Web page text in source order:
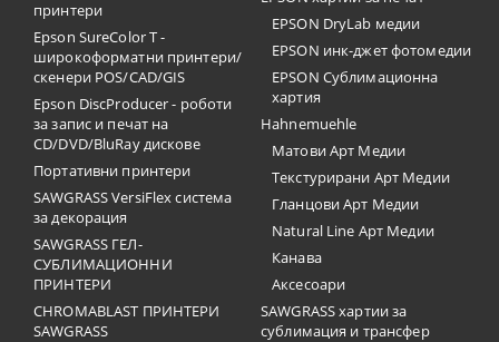
принтери
Epson SureColor T -
широкоформатни принтери/
скенери POS/CAD/GIS
Epson DiscProducer - роботи
за запис и печат на
CD/DVD/BluRay дискове
Портативни принтери
SAWGRASS VersiFlex система
за декорация
SAWGRASS ГЕЛ-
СУБЛИМАЦИОННИ
ПРИНТЕРИ
CHROMABLAST ПРИНТЕРИ
SAWGRASS
EPSON DryLab медии
EPSON инк-джет фотомедии
EPSON Сублимационна
хартия
Hahnemuehle
Матови Арт Медии
Текстурирани Арт Медии
Гланцови Арт Медии
Natural Line Арт Медии
Канава
Аксесоари
SAWGRASS хартии за
сублимация и трансфер